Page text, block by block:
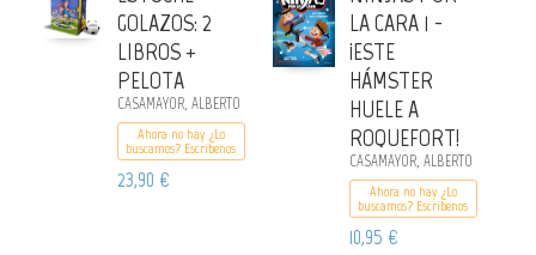
GOLAZOS: 2
LIBROS +
PELOTA
CASAMAYOR, ALBERTO
Ahora no hay ¿Lo
buscamos? Escribenos
23,90 €
LA CARA 1 -
¡ESTE
HÁMSTER
HUELE A
ROQUEFORT!
CASAMAYOR, ALBERTO
Ahora no hay ¿Lo
buscamos? Escribenos
10,95 €